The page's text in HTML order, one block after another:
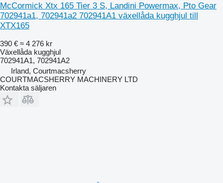
McCormick Xtx 165 Tier 3 S, Landini Powermax, Pto Gear
702941a1, 702941a2 702941A1 växellåda kugghjul till
XTX165
390 € ≈ 4 276 kr
Växellåda kugghjul
702941A1, 702941A2
Irland, Courtmacsherry
COURTMACSHERRY MACHINERY LTD
Kontakta säljaren